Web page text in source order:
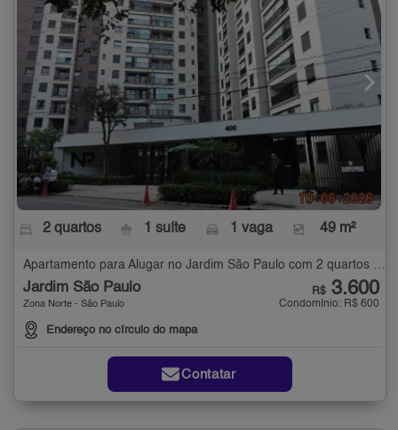
2 quartos 1 suíte 1 vaga 49 m²
Apartamento para Alugar no Jardim São Paulo com 2 quartos - 49 m²
Jardim São Paulo
Zona Norte - São Paulo
Endereço no círculo do mapa
R$ 3.600
Condomínio: R$ 600
Contatar